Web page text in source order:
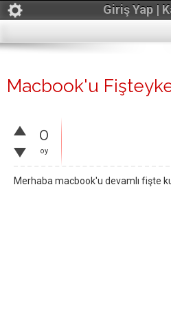
Giriş Yap |
Macbook'u
0
oy
Merhaba macbook'u devamlı fişte